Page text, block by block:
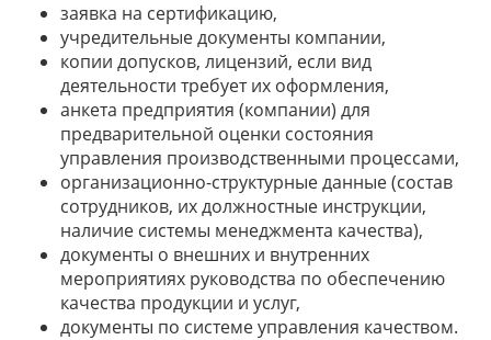
заявка на сертификацию,
учредительные документы компании,
копии допусков, лицензий, если вид
деятельности требует их оформления,
анкета предприятия (компании) для
предварительной оценки состояния
управления производственными процессами,
организационно-структурные данные (состав
сотрудников, их должностные инструкции,
наличие системы менеджмента качества),
документы о внешних и внутренних
мероприятиях руководства по обеспечению
качества продукции и услуг,
документы по системе управления качеством.